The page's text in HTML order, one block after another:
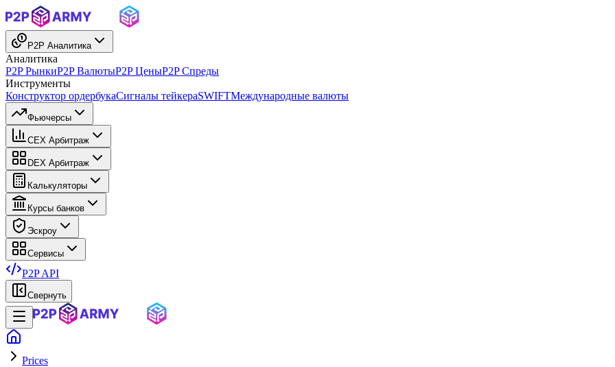
P2P Аналитика
Аналитика
P2P РынкиP2P ВалютыP2P ЦеныP2P Спреды
Инструменты
Конструктор ордербукаСигналы тейкераSWIFTМеждународные валюты
Фьючерсы
CEX Арбитраж
DEX Арбитраж
Калькуляторы
Курсы банков
Эскроу
Сервисы
P2P API
Свернуть
Prices